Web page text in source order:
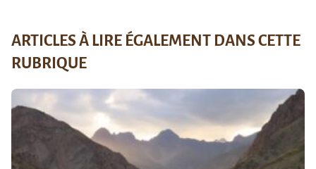
ARTICLES À LIRE ÉGALEMENT DANS CETTE
RUBRIQUE